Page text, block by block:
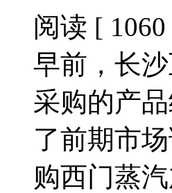
阅读 [
早前，长
采购的产
了前期市
购西门蒸